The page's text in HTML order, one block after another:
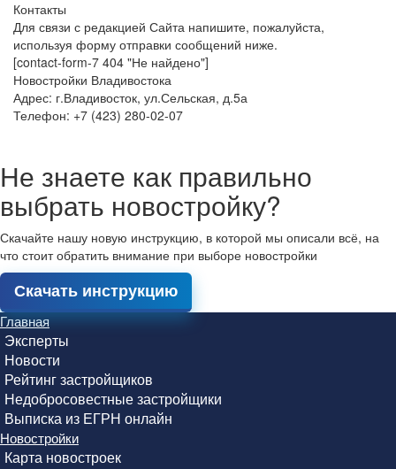
Контакты
Для связи с редакцией Сайта напишите, пожалуйста,
используя форму отправки сообщений ниже.
[contact-form-7 404 "Не найдено"]
Новостройки Владивостока
Адрес: г.Владивосток, ул.Сельская, д.5а
Телефон: +7 (423) 280-02-07
Не знаете как правильно
выбрать новостройку?
Скачайте нашу новую инструкцию, в которой мы описали всё, на
что стоит обратить внимание при выборе новостройки
Скачать инструкцию
Главная
Эксперты
Новости
Рейтинг застройщиков
Недобросовестные застройщики
Выписка из ЕГРН онлайн
Новостройки
Карта новостроек